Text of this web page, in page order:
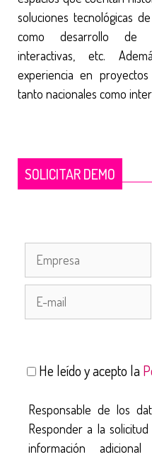
soluciones tecnológicas
como desarrollo de
interactivas, etc.
experiencia en
tanto nacionales como
SOLICITAR DEMO
He leído y acepto la
Responsable de los
Responder a la
información